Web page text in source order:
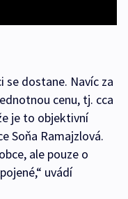
se dostane. Navíc za
cenu, tj. cca
je to objektivní
Soňa Ramajzlová.
ale pouze o
uvádí